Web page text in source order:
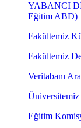
YABANCI
Eğitim ABD)
Fakültemiz
Fakültemiz
Veritabanı
Eğitim